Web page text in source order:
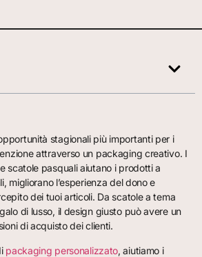
stagionali più importanti per i
attraverso un packaging creativo. I
scatole pasquali aiutano i prodotti a
migliorano l’esperienza del dono e
dei tuoi articoli. Da scatole a tema
di lusso, il design giusto può avere un
di acquisto dei clienti.
packaging personalizzato, aiutiamo i